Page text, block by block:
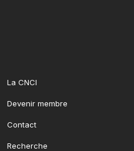
La CNCI
Devenir membre
Contact
Recherche